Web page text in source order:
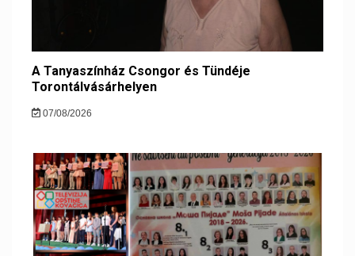
A Tanyaszínház Csongor és Tündéje
Torontálvásárhelyen
07/08/2026